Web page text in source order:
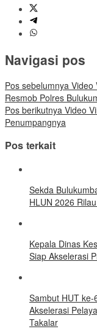
Navigasi pos
Pos sebelumnya Video
Resmob Polres
Pos berikutnya Video
Penumpangnya
Pos terkait
Sekda
HLUN 2026
Kepala Dinas
Siap Akselerasi
Sambut HUT ke-
Akselerasi
Takalar